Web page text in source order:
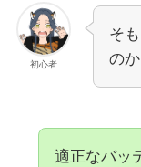
初心者
そ
の
適正なバッ